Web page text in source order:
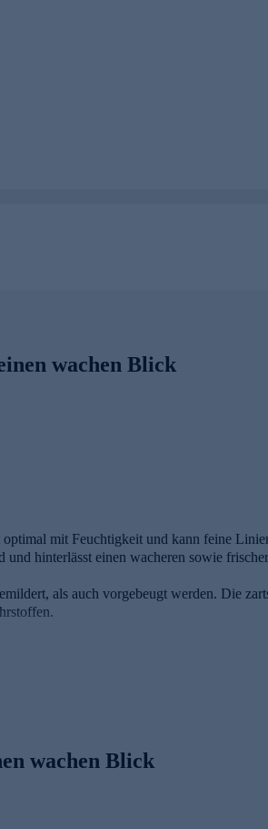
wachen Blick
mit Feuchtigkeit und kann feine
hinterlässt einen wacheren sowie
als auch vorgebeugt werden. Die
wachen Blick